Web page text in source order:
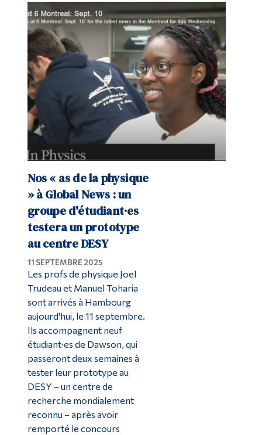
Nos « as de la physique
» à Global News : un
groupe d'étudiant·es
testera un prototype
au centre DESY
11 SEPTEMBRE 2025
Les profs de physique Joel
Trudeau et Manuel Toharia
sont arrivés à Hambourg
aujourd'hui, le 11 septembre.
Ils accompagnent neuf
étudiant·es de Dawson, qui
passeront deux semaines à
tester leur prototype au
DESY – un centre de
recherche mondialement
reconnu – après avoir
remporté le concours